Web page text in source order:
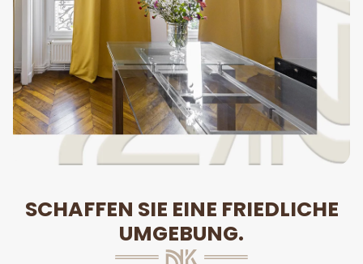
SCHAFFEN SIE EINE FRIEDLICHE
UMGEBUNG.